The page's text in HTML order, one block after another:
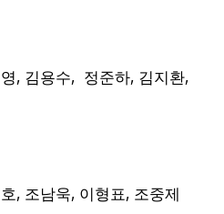
, 김용수, 정준하, 김지환,
, 조남욱, 이형표, 조중제